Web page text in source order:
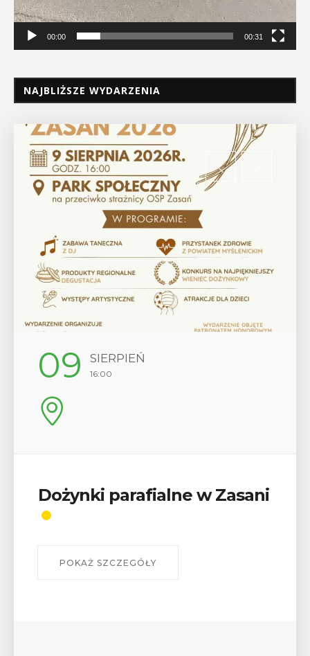
00:00 00:31
NAJBLIŻSZE WYDARZENIA
09 SIERPIEŃ
16:00
Dożynki parafialne w Zasani
POKAŻ SZCZEGÓŁY